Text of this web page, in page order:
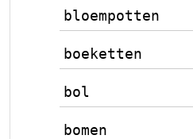
bloempotten
boeketten
bol
bomen